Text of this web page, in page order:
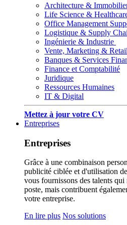
Architecture &
Life Science &
Office Management
Logistique & Supply
Ingénierie & Industrie
Vente, Marketing & Retail
Banques & Services
Finance et Comptabilité
Juridique
Ressources Humaines
IT & Digital
Mettez à jour votre CV
Entreprises
Entreprises
Grâce à une combinaison
publicité ciblée et d'utilisation
vous fournissons des talents
poste, mais contribuent
votre entreprise.
En lire plus Nos solutions